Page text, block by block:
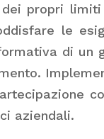
propri
le
di un
aziendali.